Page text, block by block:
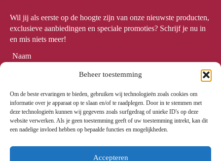
Beheer toestemming
Om de beste ervaringen te bieden, gebruiken wij technologieën zoals cookies om
informatie over je apparaat op te slaan en/of te raadplegen. Door in te stemmen met
deze technologieën kunnen wij gegevens zoals surfgedrag of unieke ID's op deze
website verwerken. Als je geen toestemming geeft of uw toestemming intrekt, kan dit
een nadelige invloed hebben op bepaalde functies en mogelijkheden.
Accepteren
Wil jij als eerste op de hoogte zijn van onze nieuwste producten,
exclusieve aanbiedingen en speciale promoties? Schrijf je nu in
en mis niets meer!
Naam *
Email *
Meld me aan